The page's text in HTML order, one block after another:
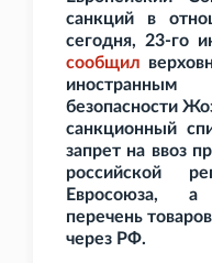
санкций в
сегодня, 23-го
сообщил
безопасности
санкционный
запрет на ввоз
российской
Евросоюза,
перечень
через РФ.